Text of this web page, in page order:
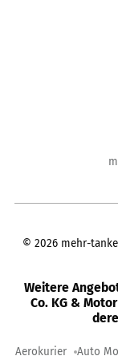
© 2026 mehr-
Weitere
Co. KG &
Aerokurier Auto